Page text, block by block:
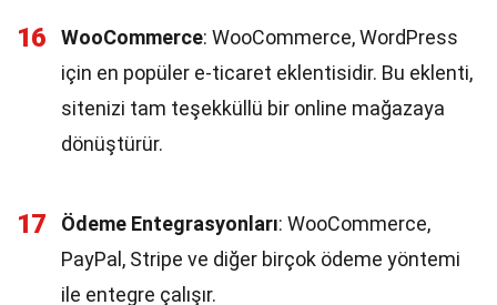
16 WooCommerce: WooCommerce, WordPress
için en popüler e-ticaret eklentisidir. Bu eklenti,
sitenizi tam teşekküllü bir online mağazaya
dönüştürür.
17 Ödeme Entegrasyonları: WooCommerce,
PayPal, Stripe ve diğer birçok ödeme yöntemi
ile entegre çalışır.